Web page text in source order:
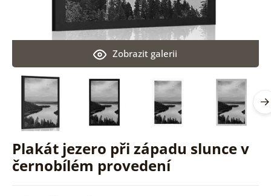
Plakát jezero při západu slunce v
černobílém provedení
Zobrazit galerii